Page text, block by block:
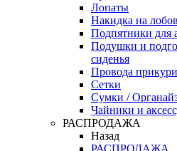
Лопаты
Накидка на
Подпятники для
Подушки и
сиденья
Провода
Сетки
Сумки /
Чайники и
РАСПРОДАЖА
Назад
РАСПРОДАЖА